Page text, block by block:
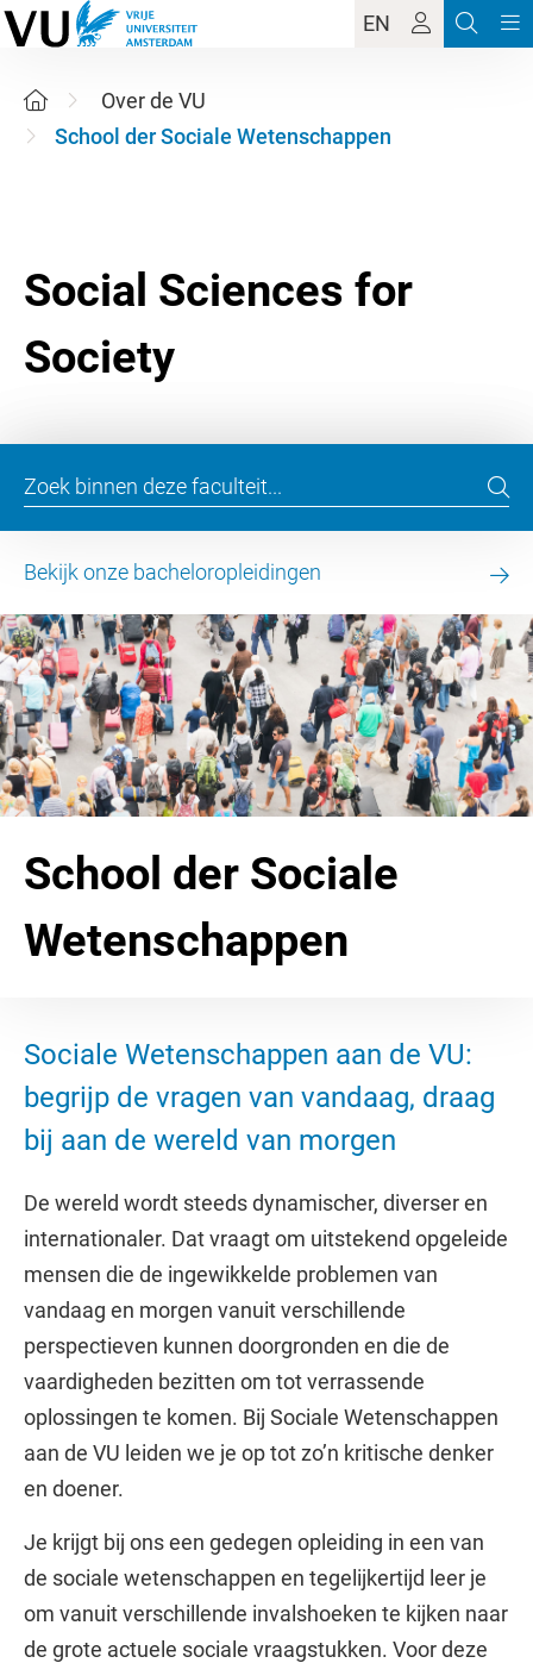
EN
Over de VU
School der Sociale Wetenschappen
Social Sciences for
Bekijk onze bacheloropleidingen
School der Sociale
Wetenschappen
Sociale Wetenschappen aan de VU:
begrijp de vragen van vandaag, draag
bij aan de wereld van morgen
De wereld wordt steeds dynamischer, diverser en
internationaler. Dat vraagt om uitstekend opgeleide
mensen die de ingewikkelde problemen van
vandaag en morgen vanuit verschillende
perspectieven kunnen doorgronden en die de
vaardigheden bezitten om tot verrassende
oplossingen te komen. Bij Sociale Wetenschappen
aan de VU leiden we je op tot zo’n kritische denker
en doener.
Je krijgt bij ons een gedegen opleiding in een van
de sociale wetenschappen en tegelijkertijd leer je
om vanuit verschillende invalshoeken te kijken naar
de grote actuele sociale vraagstukken. Voor deze